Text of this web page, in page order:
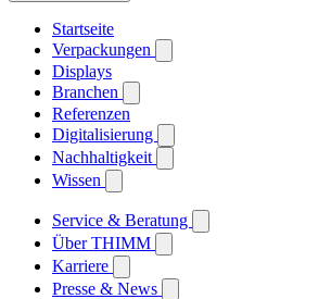
Startseite
Verpackungen
Displays
Branchen
Referenzen
Digitalisierung
Nachhaltigkeit
Wissen
Service & Beratung
Über THIMM
Karriere
Presse & News